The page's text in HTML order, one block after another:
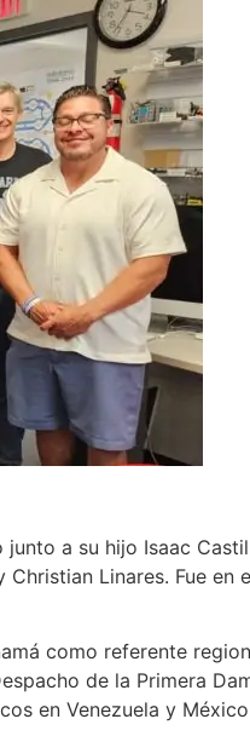
a su hijo Isaac
Linares. Fue en
como referente
de la Primera
en Venezuela y